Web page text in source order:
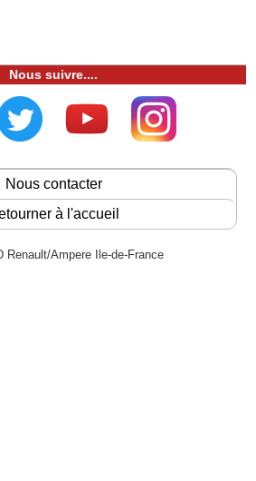
Nous suivre....
Nous contacter
à l'accueil
Renault/Ampere Ile-de-France